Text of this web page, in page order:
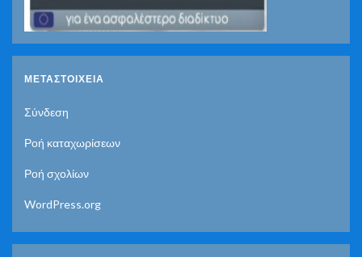
ΜΕΤΑΣΤΟΙΧΕΊΑ
Σύνδεση
Ροή καταχωρίσεων
Ροή σχολίων
WordPress.org